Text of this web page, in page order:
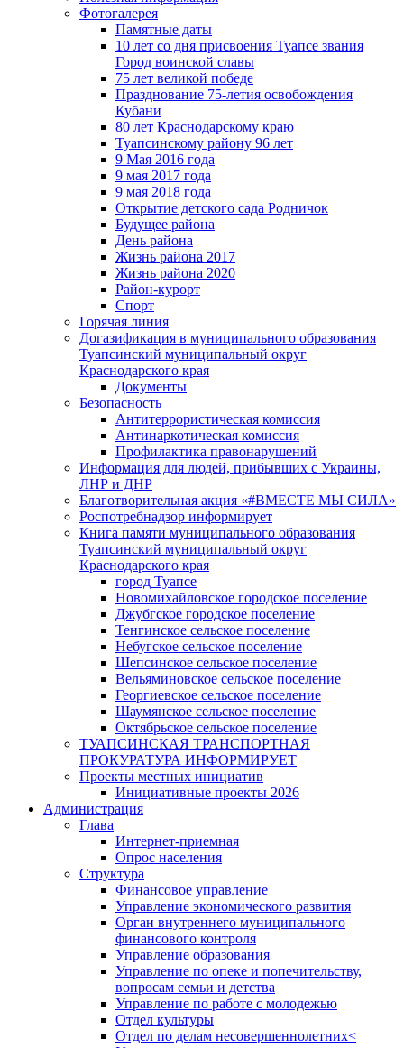
Фотогалерея
Памятные даты
10 лет со дня присвоения Туапсе звания
Город воинской славы
75 лет великой победе
Празднование 75-летия освобождения
Кубани
80 лет Краснодарскому краю
Туапсинскому району 96 лет
9 Мая 2016 года
9 мая 2017 года
9 мая 2018 года
Открытие детского сада Родничок
Будущее района
День района
Жизнь района 2017
Жизнь района 2020
Район-курорт
Спорт
Горячая линия
Догазификация в муниципального образования
Туапсинский муниципальный округ
Краснодарского края
Документы
Безопасность
Антитеррористическая комиссия
Антинаркотическая комиссия
Профилактика правонарушений
Информация для людей, прибывших с Украины,
ЛНР и ДНР
Благотворительная акция «#ВМЕСТЕ МЫ СИЛА»
Роспотребнадзор информирует
Книга памяти муниципального образования
Туапсинский муниципальный округ
Краснодарского края
город Туапсе
Новомихайловское городское поселение
Джубгское городское поселение
Тенгинское сельское поселение
Небугское сельское поселение
Шепсинское сельское поселение
Вельяминовское сельское поселение
Георгиевское сельское поселение
Шаумянское сельское поселение
Октябрьское сельское поселение
ТУАПСИНСКАЯ ТРАНСПОРТНАЯ
ПРОКУРАТУРА ИНФОРМИРУЕТ
Проекты местных инициатив
Инициативные проекты 2026
Администрация
Глава
Интернет-приемная
Опрос населения
Структура
Финансовое управление
Управление экономического развития
Орган внутреннего муниципального
финансового контроля
Управление образования
Управление по опеке и попечительству,
вопросам семьи и детства
Управление по работе с молодежью
Отдел культуры
Отдел по делам несовершеннолетних<